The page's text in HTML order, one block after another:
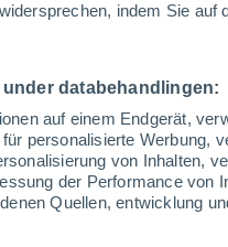
indem Sie auf
databehandlingen:
auf einem Endgerät,
personalisierte Werbung,
von Inhalten,
der Performance von
Quellen, entwicklung
Brattleboro